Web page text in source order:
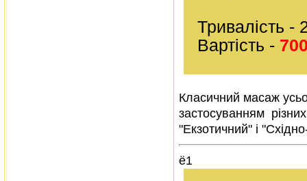
Тривалість -
Вартість -
Класичний масаж
застосуванням
"Екзотичний" і
ё1